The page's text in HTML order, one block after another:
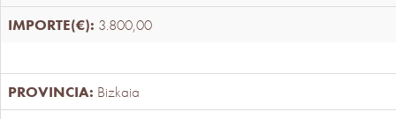
3.800,00
Bizkaia